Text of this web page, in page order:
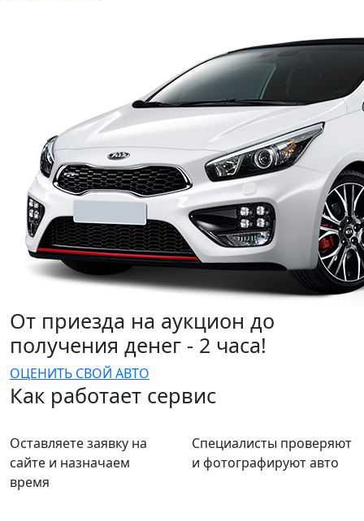
От приезда на аукцион до
получения денег - 2 часа!
ОЦЕНИТЬ СВОЙ АВТО
Как работает сервис
Оставляете заявку на
сайте и назначаем
время
Специалисты проверяют
и фотографируют авто